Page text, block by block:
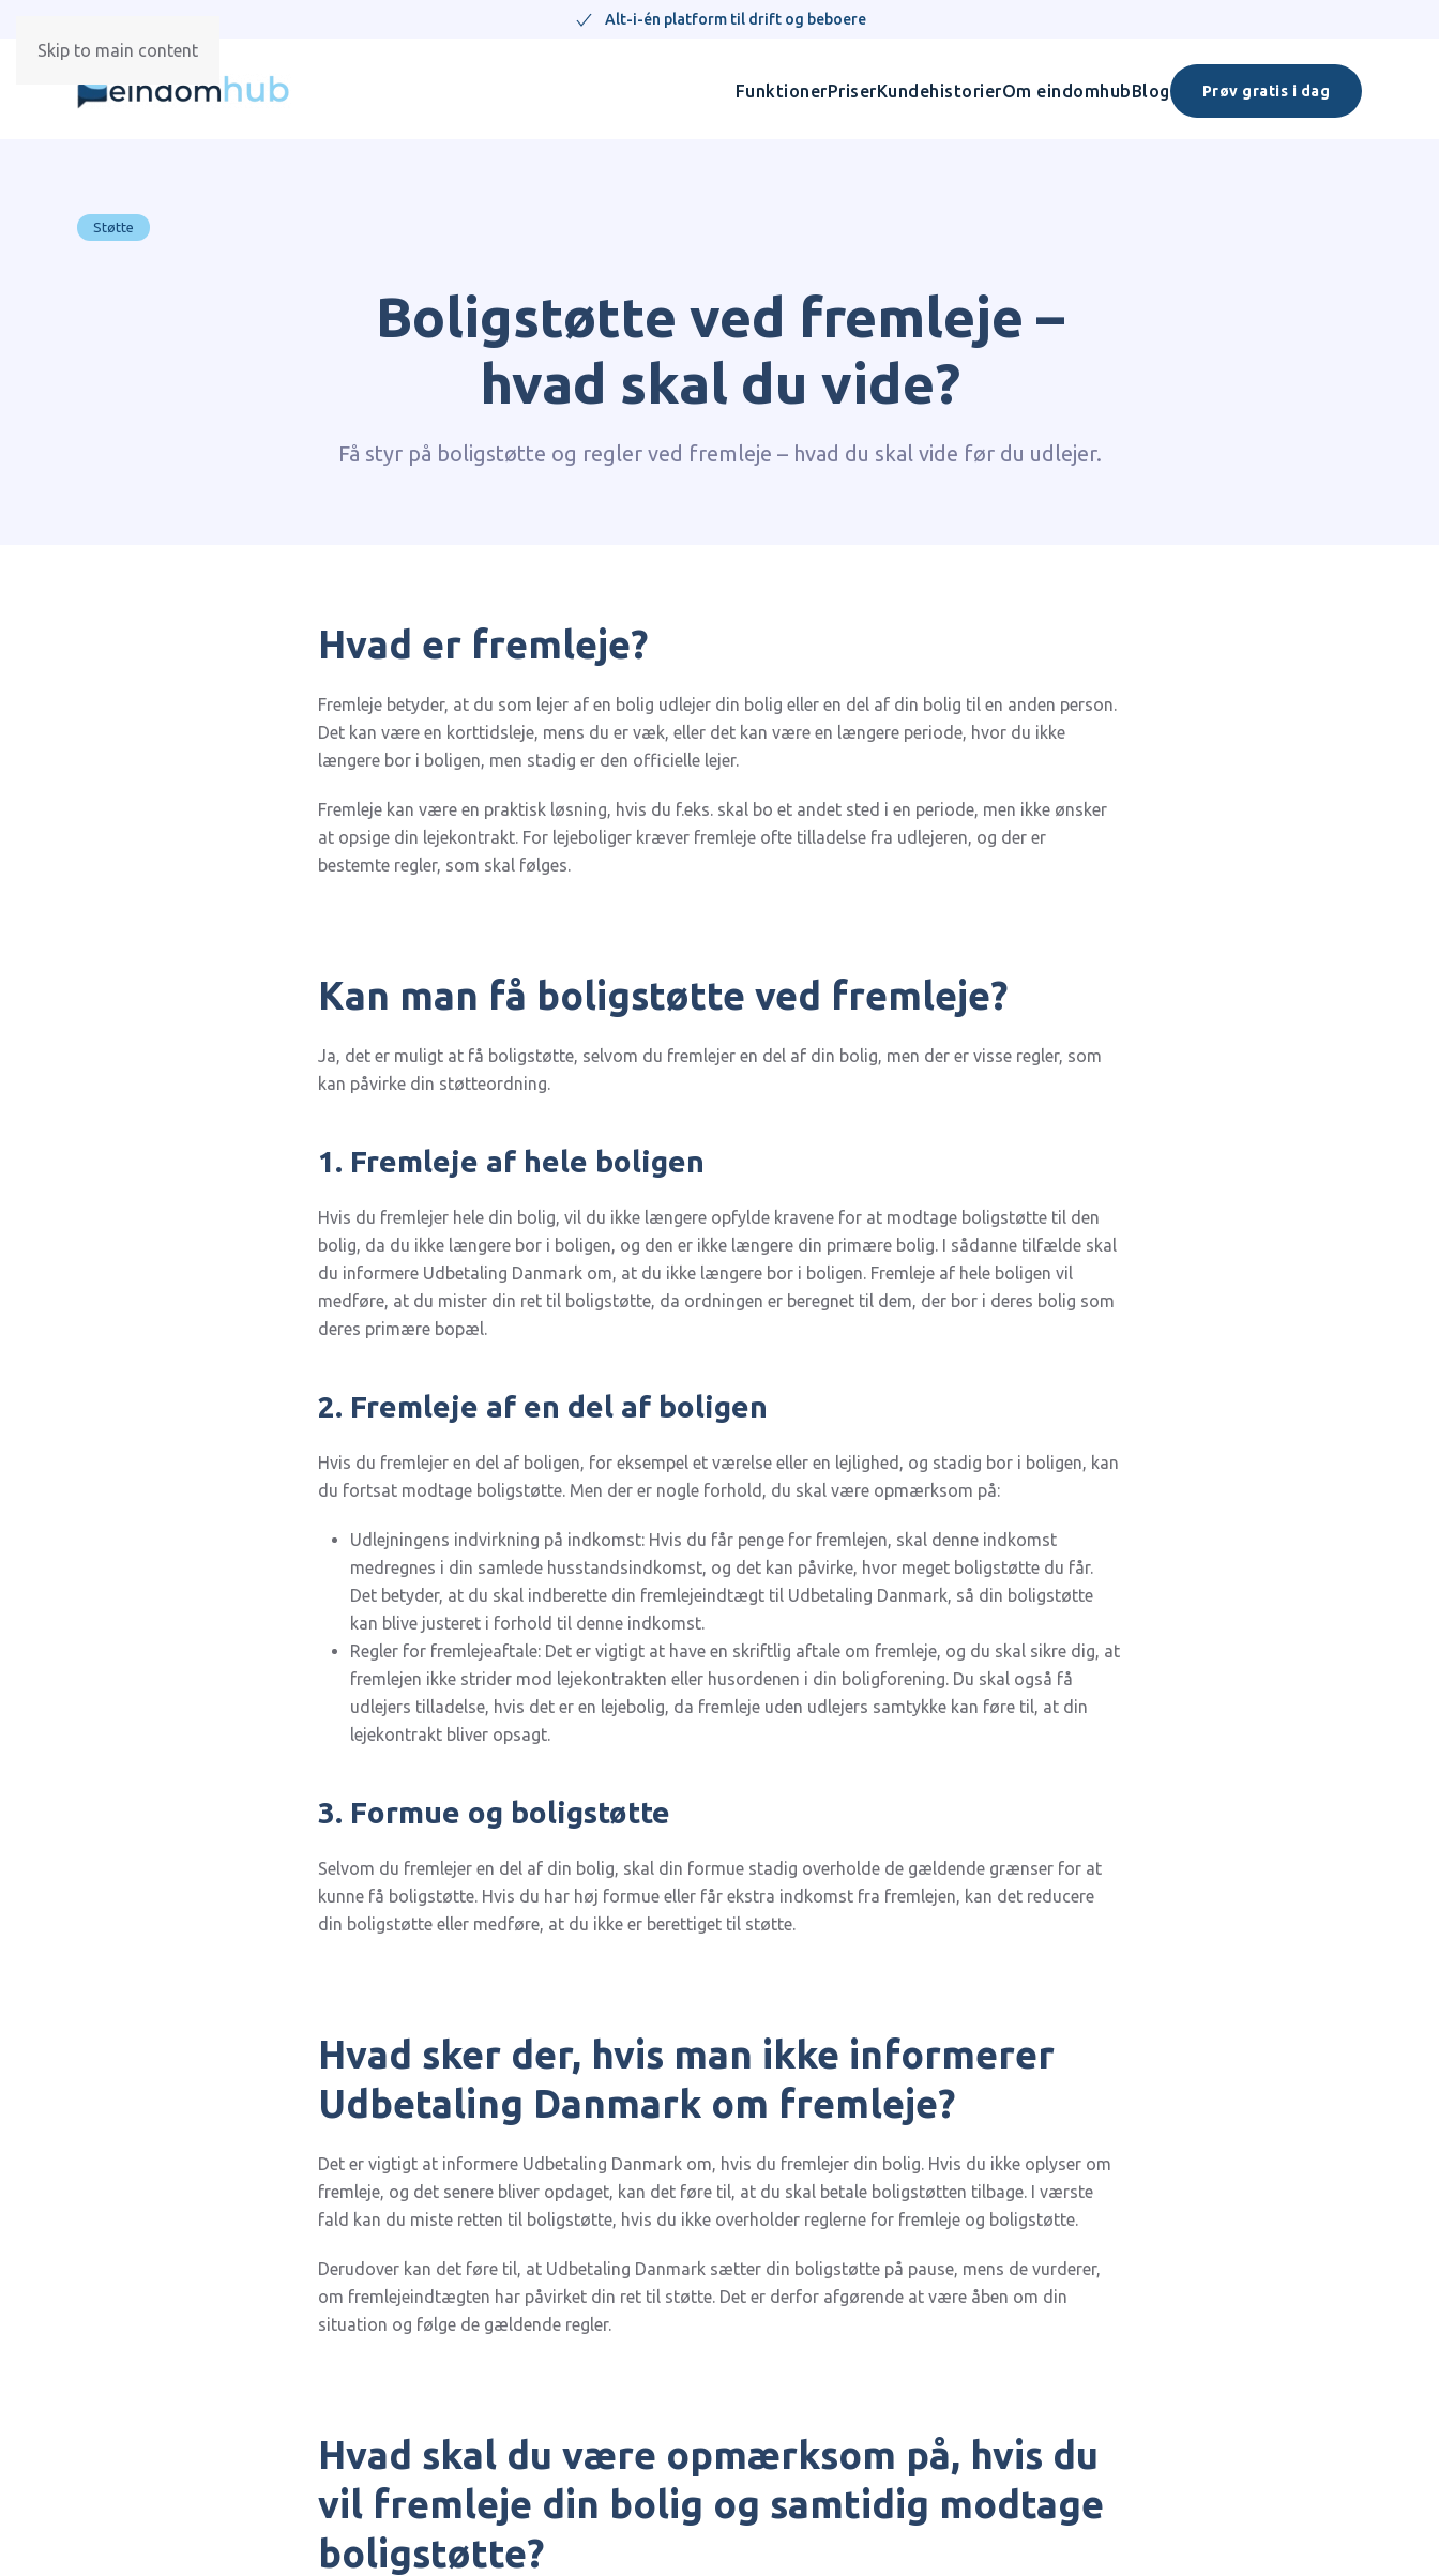
Skip to main content
FunktionerPriserKundehistorierOm eindomhubBlog Prøv gratis i dag
Alt-i-én platform til drift og beboere
Støtte
Boligstøtte ved fremleje –
hvad skal du vide?
Få styr på boligstøtte og regler ved fremleje – hvad du skal vide før du udlejer.
Hvad er fremleje?
Fremleje betyder, at du som lejer af en bolig udlejer din bolig eller en del af din bolig til en anden person.
Det kan være en korttidsleje, mens du er væk, eller det kan være en længere periode, hvor du ikke
længere bor i boligen, men stadig er den officielle lejer.
Fremleje kan være en praktisk løsning, hvis du f.eks. skal bo et andet sted i en periode, men ikke ønsker
at opsige din lejekontrakt. For lejeboliger kræver fremleje ofte tilladelse fra udlejeren, og der er
bestemte regler, som skal følges.
Kan man få boligstøtte ved fremleje?
Ja, det er muligt at få boligstøtte, selvom du fremlejer en del af din bolig, men der er visse regler, som
kan påvirke din støtteordning.
1. Fremleje af hele boligen
Hvis du fremlejer hele din bolig, vil du ikke længere opfylde kravene for at modtage boligstøtte til den
bolig, da du ikke længere bor i boligen, og den er ikke længere din primære bolig. I sådanne tilfælde skal
du informere Udbetaling Danmark om, at du ikke længere bor i boligen. Fremleje af hele boligen vil
medføre, at du mister din ret til boligstøtte, da ordningen er beregnet til dem, der bor i deres bolig som
deres primære bopæl.
2. Fremleje af en del af boligen
Hvis du fremlejer en del af boligen, for eksempel et værelse eller en lejlighed, og stadig bor i boligen, kan
du fortsat modtage boligstøtte. Men der er nogle forhold, du skal være opmærksom på:
Udlejningens indvirkning på indkomst: Hvis du får penge for fremlejen, skal denne indkomst
medregnes i din samlede husstandsindkomst, og det kan påvirke, hvor meget boligstøtte du får.
Det betyder, at du skal indberette din fremlejeindtægt til Udbetaling Danmark, så din boligstøtte
kan blive justeret i forhold til denne indkomst.
Regler for fremlejeaftale: Det er vigtigt at have en skriftlig aftale om fremleje, og du skal sikre dig, at
fremlejen ikke strider mod lejekontrakten eller husordenen i din boligforening. Du skal også få
udlejers tilladelse, hvis det er en lejebolig, da fremleje uden udlejers samtykke kan føre til, at din
lejekontrakt bliver opsagt.
3. Formue og boligstøtte
Selvom du fremlejer en del af din bolig, skal din formue stadig overholde de gældende grænser for at
kunne få boligstøtte. Hvis du har høj formue eller får ekstra indkomst fra fremlejen, kan det reducere
din boligstøtte eller medføre, at du ikke er berettiget til støtte.
Hvad sker der, hvis man ikke informerer
Udbetaling Danmark om fremleje?
Det er vigtigt at informere Udbetaling Danmark om, hvis du fremlejer din bolig. Hvis du ikke oplyser om
fremleje, og det senere bliver opdaget, kan det føre til, at du skal betale boligstøtten tilbage. I værste
fald kan du miste retten til boligstøtte, hvis du ikke overholder reglerne for fremleje og boligstøtte.
Derudover kan det føre til, at Udbetaling Danmark sætter din boligstøtte på pause, mens de vurderer,
om fremlejeindtægten har påvirket din ret til støtte. Det er derfor afgørende at være åben om din
situation og følge de gældende regler.
Hvad skal du være opmærksom på, hvis du
vil fremleje din bolig og samtidig modtage
boligstøtte?